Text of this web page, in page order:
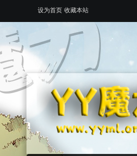
设为首页 收藏本站